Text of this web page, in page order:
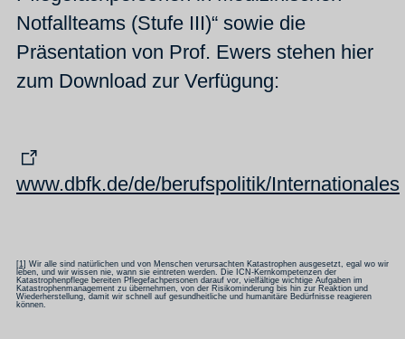
Notfallteams (Stufe III)“ sowie die
Präsentation von Prof. Ewers stehen hier
zum Download zur Verfügung:
www.dbfk.de/de/berufspolitik/Internationales
[1] Wir alle sind natürlichen und von Menschen verursachten Katastrophen ausgesetzt, egal wo wir
leben, und wir wissen nie, wann sie eintreten werden. Die ICN-Kernkompetenzen der
Katastrophenpflege bereiten Pflegefachpersonen darauf vor, vielfältige wichtige Aufgaben im
Katastrophenmanagement zu übernehmen, von der Risikominderung bis hin zur Reaktion und
Wiederherstellung, damit wir schnell auf gesundheitliche und humanitäre Bedürfnisse reagieren
können.